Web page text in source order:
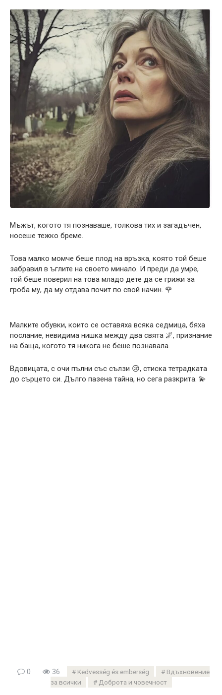
Мъжът, когото тя познаваше, толкова тих и загадъчен,
носеше тежко бреме.
Това малко момче беше плод на връзка, която той беше
забравил в ъглите на своето минало. И преди да умре,
той беше поверил на това младо дете да се грижи за
гроба му, да му отдава почит по свой начин. 🌹
Малките обувки, които се оставяха всяка седмица, бяха
послание, невидима нишка между два свята 🌌, признание
на баща, когото тя никога не беше познавала.
Вдовицата, с очи пълни със сълзи 😢, стиска тетрадката
до сърцето си. Дълго пазена тайна, но сега разкрита. 💫
0 36 Kedvesség és emberség
Вдъхновение
за всички
Доброта и човечност